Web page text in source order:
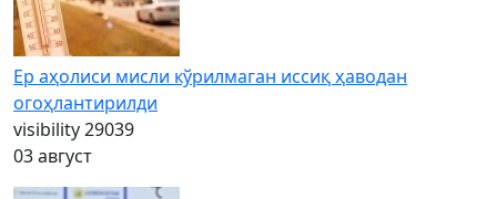
Ер аҳолиси мисли кўрилмаган иссиқ ҳаводан
огоҳлантирилди
visibility29039
03 август